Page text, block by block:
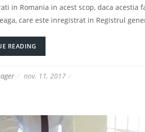
in Romania in acest scop, daca
care este inregistrat in Registrul
READING
nov. 11, 2017